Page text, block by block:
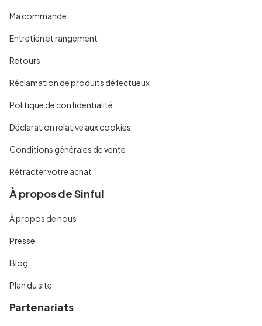
Ma commande
Entretien et rangement
Retours
Réclamation de produits défectueux
Politique de confidentialité
Déclaration relative aux cookies
Conditions générales de vente
Rétracter votre achat
À propos de Sinful
À propos de nous
Presse
Blog
Plan du site
Partenariats